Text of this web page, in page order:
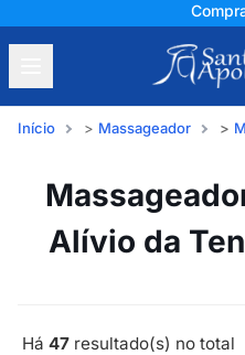
+150 mil
Início Massageador
Alívio da
Há 47 resultado(s) no total